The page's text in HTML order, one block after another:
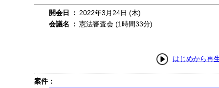
開会日 ： 2022年3月24日 (木)
会議名
： 憲法審査会 (1時間33分)
はじめから再
案件：